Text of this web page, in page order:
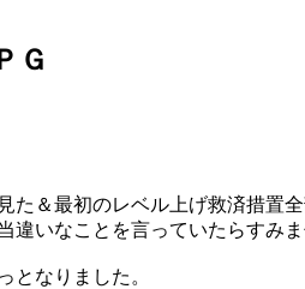
Ｇ
た＆最初のレベル上げ救済措置
違いなことを言っていたらすみま
となりました。